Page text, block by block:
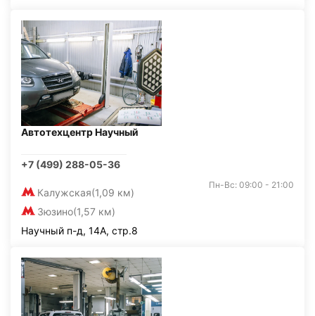
Автотехцентр Научный
+7 (499) 288-05-36
Калужская(1,09 км)
Зюзино(1,57 км)
Пн-Вс: 09:00 - 21:00
Научный п-д, 14А, стр.8